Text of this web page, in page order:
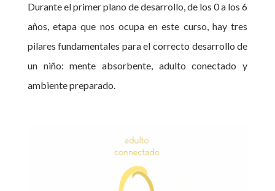
Durante el primer plano de desarrollo, de los 0 a los 6
años, etapa que nos ocupa en este curso, hay tres
pilares fundamentales para el correcto desarrollo de
un niño: mente absorbente, adulto conectado y
ambiente preparado.